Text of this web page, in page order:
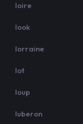
loire
look
lorraine
lot
loup
luberon